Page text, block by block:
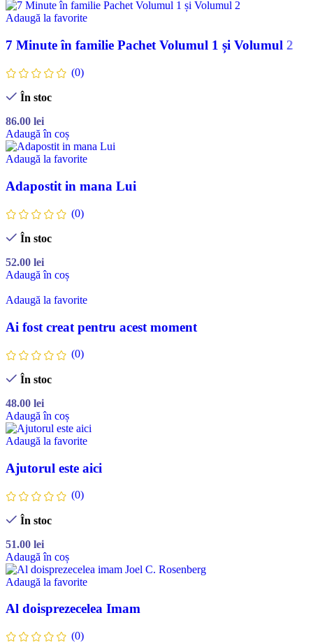
Adaugă la favorite
7 Minute în familie Pachet Volumul 1 și Volumul 2
(0)
În stoc
86.00 lei
Adaugă în coș
Adaugă la favorite
Adapostit in mana Lui
(0)
În stoc
52.00 lei
Adaugă în coș
Adaugă la favorite
Ai fost creat pentru acest moment
(0)
În stoc
48.00 lei
Adaugă în coș
Adaugă la favorite
Ajutorul este aici
(0)
În stoc
51.00 lei
Adaugă în coș
Adaugă la favorite
Al doisprezecelea Imam
(0)